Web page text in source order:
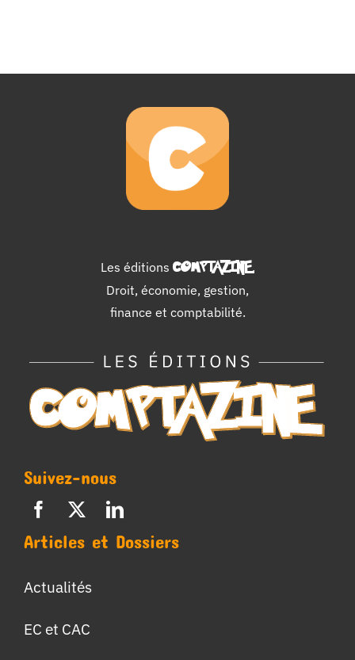
Les éditions COMPTAZINE.
Droit, économie, gestion,
finance et comptabilité.
Suivez-nous
Articles et Dossiers
Actualités
EC et CAC